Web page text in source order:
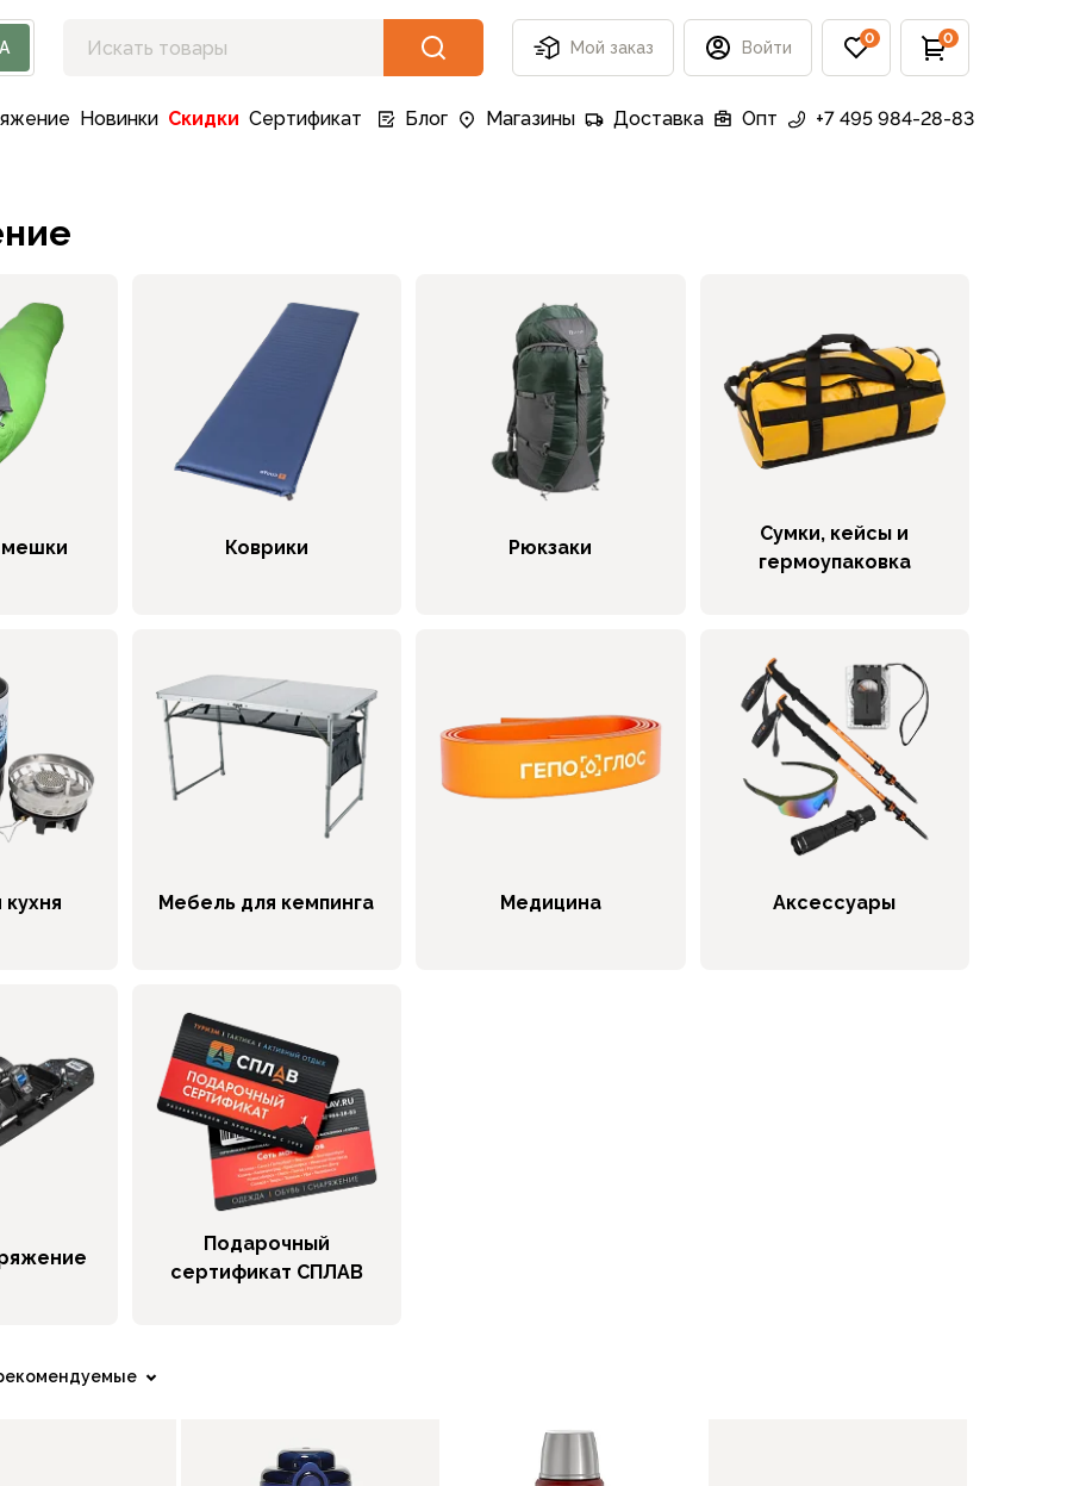
Мой заказ Войти 0 0
Новинки Скидки Сертификат Блог Магазины Доставка Опт +7 495 984-28-83
мешки Коврики Рюкзаки
Сумки, кейсы и
гермоупаковка
Мебель для кемпинга Медицина Аксессуары
Подарочный
сертификат СПЛАВ